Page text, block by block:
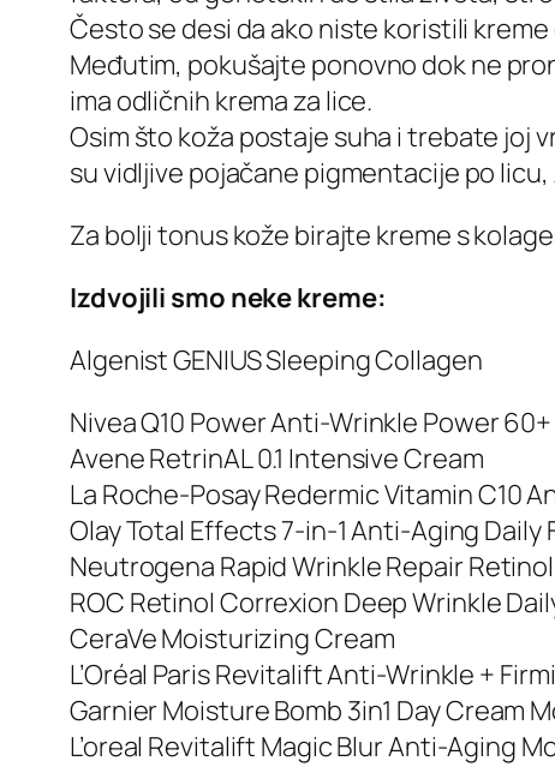
Često se desi da ako niste koristili
Međutim, pokušajte ponovno dok ne
ima odličnih krema za lice.
Osim što koža postaje suha i trebate joj
su vidljive pojačane pigmentacije po
Za bolji tonus kože birajte kreme s
Izdvojili smo neke kreme:
Algenist GENIUS Sleeping Collagen
Nivea Q10 Power Anti-Wrinkle Power 60+
Avene RetrinAL 0.1 Intensive Cream
La Roche-Posay Redermic Vitamin C10
Olay Total Effects 7-in-1 Anti-Aging Daily
Neutrogena Rapid Wrinkle Repair
ROC Retinol Correxion Deep Wrinkle
CeraVe Moisturizing Cream
L’Oréal Paris Revitalift Anti-Wrinkle +
Garnier Moisture Bomb 3in1 Day Cream
L’oreal Revitalift Magic Blur Anti-Aging